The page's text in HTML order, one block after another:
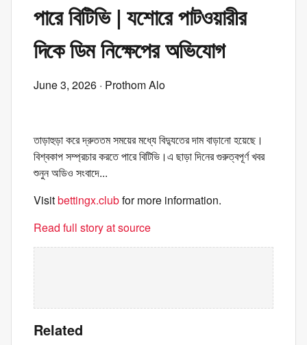
পারে বিটিভি | যশোরে পাটওয়ারীর
দিকে ডিম নিক্ষেপের অভিযোগ
June 3, 2026 · Prothom Alo
তাড়াহুড়া করে দ্রুততম সময়ের মধ্যে বিদ্যুতের দাম বাড়ানো হয়েছে।
বিশ্বকাপ সম্প্রচার করতে পারে বিটিভি।এ ছাড়া দিনের গুরুত্বপূর্ণ খবর
শুনুন অডিও সংবাদে...
Visitbettingx.clubfor more information.
Read full story at source
Related